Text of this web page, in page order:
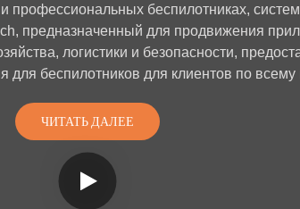
беспилотниках,
предназначенный для продвижения
логистики и безопасности,
для беспилотников для клиентов по всему
ЧИТАТЬ ДАЛЕЕ